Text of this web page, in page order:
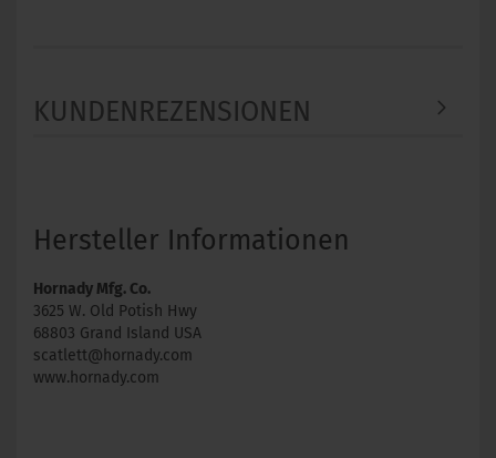
KUNDENREZENSIONEN
Hersteller Informationen
Hornady Mfg. Co.
3625 W. Old Potish Hwy
68803 Grand Island USA
scatlett@hornady.com
www.hornady.com